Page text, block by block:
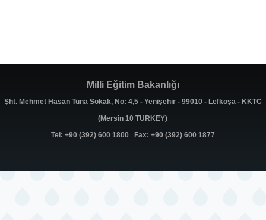
Milli Eğitim Bakanlığı
Şht. Mehmet Hasan Tuna Sokak, No: 4,5 - Yenişehir - 99010 - Lefkoşa - KKTC
(Mersin 10 TURKEY)
Tel: +90 (392) 600 1800 Fax: +90 (392) 600 1877